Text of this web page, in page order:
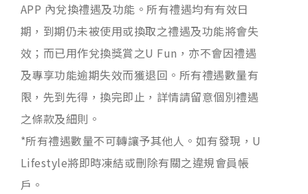
APP 內兌換禮遇及功能。所有禮遇均有有效日
期，到期仍未被使用或換取之禮遇及功能將會失
效；而已用作兌換獎賞之U Fun，亦不會因禮遇
及專享功能逾期失效而獲退回。所有禮遇數量有
限，先到先得，換完即止，詳情請留意個別禮遇
之條款及細則。
*所有禮遇數量不可轉讓予其他人。如有發現，U
Lifestyle將即時凍結或刪除有關之違規會員帳
戶。